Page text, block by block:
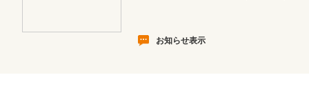
お知らせ表示